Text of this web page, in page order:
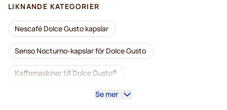
LIKNANDE KATEGORIER
Nescafé Dolce Gusto kapslar
Senso Nocturno-kapslar för Dolce Gusto
Kaffemaskiner till Dolce Gusto®
Tillbehör till Dolce Gusto®Se mer